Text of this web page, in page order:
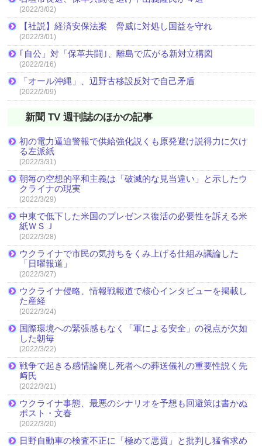
(2022/3/02)
【社説】経済安保法案 脅威に対処し国益を守れ
(2022/3/01)
｢自公」対「保革共闘｣、離島で広がる新対立構図
(2022/2/16)
「オール沖縄」、辺野古移設反対で自己矛盾
(2022/2/09)
新聞 TV 週刊誌のほかの記事
初の電力逼迫警報で供給強化説くも原発避け説得力に欠け
る左派紙
(2022/3/31)
朝毎の空想的平和主義は「破滅的な見当違い」と示したウ
クライナの現実
(2022/3/29)
中東で低下した米国のプレゼンス復活の必要性を訴える米
紙ＷＳＪ
(2022/3/28)
ウクライナで市民の気持ちをくみ上げる仕組み議論した
「日曜報道」
(2022/3/27)
ウクライナ侵略、情報戦報道で核心インタビューを掲載し
た産経
(2022/3/24)
国際環境への緊張感もなく「軍による安全」の視点が欠如
した朝毎
(2022/3/22)
戦争で起きる感情論廃し死者への葬送儀礼の重要性説く先
﨑氏
(2022/3/21)
ウクライナ事態、最悪のシナリオを予想も回避策は書かぬ
ポスト・文春
(2022/3/20)
日野自動車の検査不正に「極めて悪質」と批判し猛省求め